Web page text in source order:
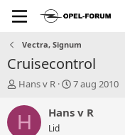
Vectra, Signum
Cruisecontrol
T
p
Hans v R
S
a
7 aug 2010
H Hans v R
Lid